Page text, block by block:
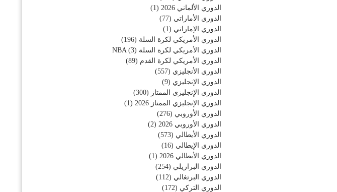
الدوري الألماني 2026
(1)
الدوري الأماراتي (77)
الدوري الإماراتي (1)
الدوري الأمريكي لكرة السلة (196)
الدوري الأمريكي لكرة السلة NBA (3)
الدوري الأمريكي لكرة القدم (89)
الدوري الأنجليزي (557)
الدوري الإنجليزي (9)
الدوري الإنجليزي الممتاز (300)
الدوري الإنجليزي الممتاز 2026
(1)
الدوري الأوروبي (276)
الدوري الأوروبي 2026
(2)
الدوري الأيطالي (573)
الدوري الإيطالي (16)
الدوري الأيطالي 2026
(1)
الدوري البرازيلي (254)
الدوري البرتغالي (112)
الدوري التركي (172)